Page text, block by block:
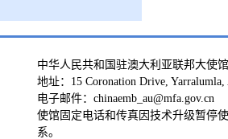
中华人民共和国驻澳大利亚联邦大使馆
地址：15 Coronation Drive, Yarralumla,
电子邮件：chinaemb_au@mfa.gov.cn
使馆固定电话和传真因技术升级暂停
系。